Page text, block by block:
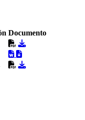
Documento